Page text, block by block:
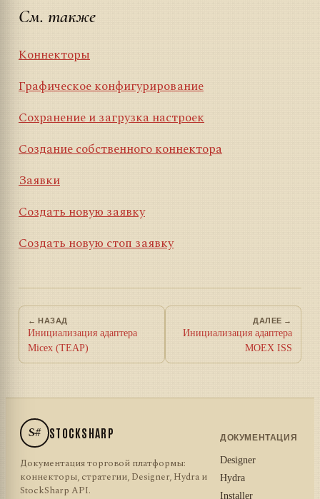
См. также
Коннекторы
Графическое конфигурирование
Сохранение и загрузка настроек
Создание собственного коннектора
Заявки
Создать новую заявку
Создать новую стоп заявку
← НАЗАД
Инициализация адаптера
Micex (TEAP)
ДАЛЕЕ →
Инициализация адаптера
MOEX ISS
S# STOCKSHARP
Документация торговой платформы:
коннекторы, стратегии, Designer, Hydra и
StockSharp API.
ДОКУМЕНТАЦИЯ
Designer
Hydra
Installer